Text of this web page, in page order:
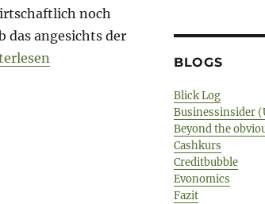
noch
das angesichts der
Briefing – 25. September 2018 –
BLOGS
Blick Log
Businessinsider
Beyond the
Cashkurs
Creditbubble
Evonomics
Fazit